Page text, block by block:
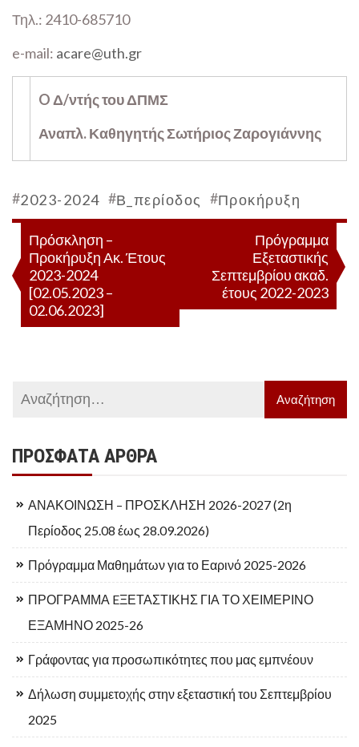
Τηλ.: 2410-685710
e-mail: acare@uth.gr
O Δ/ντής του ΔΠΜΣ
Αναπλ. Καθηγητής Σωτήριος Ζαρογιάννης
#2023-2024 #Β_περίοδος #Προκήρυξη
Πλοήγηση
άρθρων
Πρόσκληση –
Προκήρυξη Ακ. Έτους
2023-2024
[02.05.2023 –
02.06.2023]
Πρόγραμμα
Εξεταστικής
Σεπτεμβρίου ακαδ.
έτους 2022-2023
ΠΡΌΣΦΑΤΑ ΆΡΘΡΑ
ΑΝΑΚΟΙΝΩΣΗ – ΠΡΟΣΚΛΗΣΗ 2026-2027 (2η
Περίοδος 25.08 έως 28.09.2026)
Πρόγραμμα Μαθημάτων για το Εαρινό 2025-2026
ΠΡΟΓΡΑΜΜΑ EΞΕΤΑΣΤΙΚΗΣ ΓΙΑ ΤΟ ΧΕΙΜΕΡΙΝΟ
ΕΞΑΜΗΝΟ 2025-26
Γράφοντας για προσωπικότητες που μας εμπνέουν
Δήλωση συμμετοχής στην εξεταστική του Σεπτεμβρίου
2025